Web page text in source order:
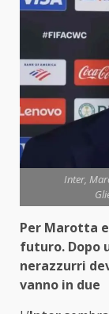
Inter,
Per Marotta
futuro. Dopo
nerazzurri
vanno in due